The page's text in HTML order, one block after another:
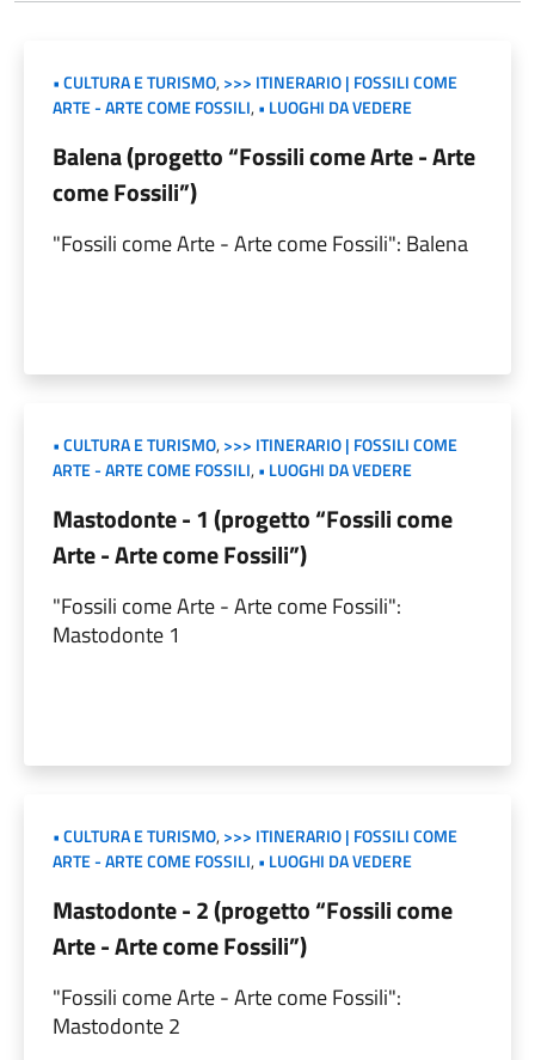
• CULTURA E TURISMO,>>> ITINERARIO | FOSSILI COME
ARTE - ARTE COME FOSSILI,• LUOGHI DA VEDERE
Balena (progetto “Fossili come Arte - Arte
come Fossili”)
"Fossili come Arte - Arte come Fossili": Balena
• CULTURA E TURISMO,>>> ITINERARIO | FOSSILI COME
ARTE - ARTE COME FOSSILI,• LUOGHI DA VEDERE
Mastodonte - 1 (progetto “Fossili come
Arte - Arte come Fossili”)
"Fossili come Arte - Arte come Fossili":
Mastodonte 1
• CULTURA E TURISMO,>>> ITINERARIO | FOSSILI COME
ARTE - ARTE COME FOSSILI,• LUOGHI DA VEDERE
Mastodonte - 2 (progetto “Fossili come
Arte - Arte come Fossili”)
"Fossili come Arte - Arte come Fossili":
Mastodonte 2